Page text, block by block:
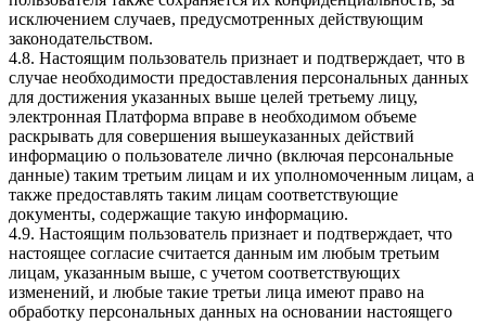
исключением случаев, предусмотренных действующим
законодательством.
4.8. Настоящим пользователь признает и подтверждает, что в
случае необходимости предоставления персональных данных
для достижения указанных выше целей третьему лицу,
электронная Платформа вправе в необходимом объеме
раскрывать для совершения вышеуказанных действий
информацию о пользователе лично (включая персональные
данные) таким третьим лицам и их уполномоченным лицам, а
также предоставлять таким лицам соответствующие
документы, содержащие такую информацию.
4.9. Настоящим пользователь признает и подтверждает, что
настоящее согласие считается данным им любым третьим
лицам, указанным выше, с учетом соответствующих
изменений, и любые такие третьи лица имеют право на
обработку персональных данных на основании настоящего